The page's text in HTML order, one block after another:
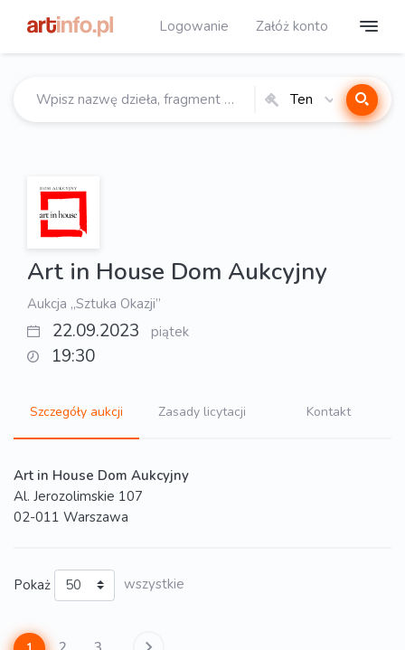
Logowanie Załóż konto
Ten
Art in House Dom Aukcyjny
Aukcja „Sztuka Okazji”
22.09.2023 piątek
19:30
Szczegóły aukcji Zasady licytacji Kontakt
Art in House Dom Aukcyjny
Al. Jerozolimskie 107
02-011 Warszawa
Pokaż wszystkie